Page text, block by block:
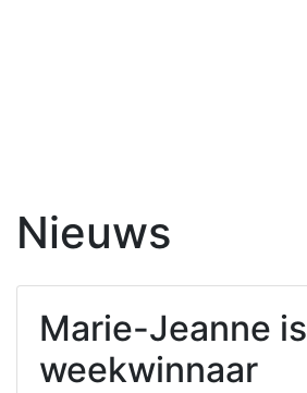
Nieuws
Marie-Jeanne is
weekwinnaar